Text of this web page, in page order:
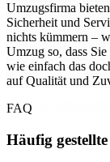
Umzugsfirma
Sicherheit und
nichts kümmern –
Umzug so, dass
wie einfach das
auf Qualität und
FAQ
Häufig